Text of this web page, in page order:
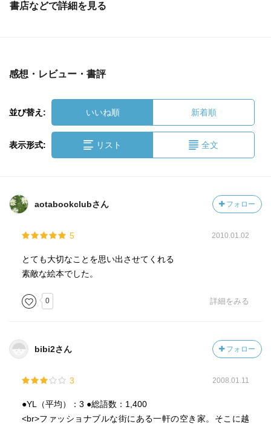
書店などで詳細を見る
感想・レビュー・書評
並び替え: いいね順 新着順
表示形式: リスト 全文
aotabookclubさん フォロー
5 2010.01.02
とても大切なことを思い出させてくれる
素敵な絵本でした。
0 詳細をみる
bibi2さん フォロー
3 2008.01.11
●YL（平均）：3 ●総語数：1,400
<br>ファッショナブルな街にある一軒の空き家。そこに越